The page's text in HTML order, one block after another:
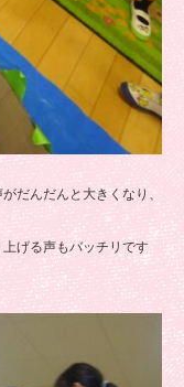
だんだんと大きくなり、
げる声もバッチリです